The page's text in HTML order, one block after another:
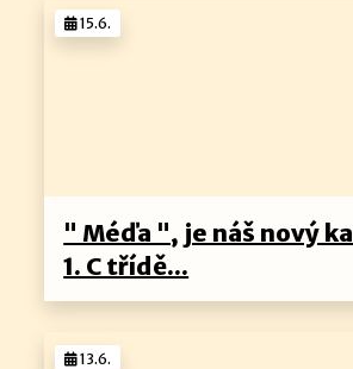
" Méďa ", je náš nový
1. C třídě...
15.6.
13.6.